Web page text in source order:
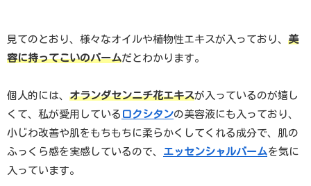
見てのとおり、様々なオイルや植物性エキスが入っており、 美
容に持ってこいのバームだとわかります。
個人的には、 オランダセンニチ花エキスが入っているのが嬉し
くて、私が愛用している ロクシタンの美容液にも入っており、
小じわ改善や肌をもちもちに柔らかくしてくれる成分で、肌の
ふっくら感を実感しているので、 エッセンシャルバームを気に
入っています。